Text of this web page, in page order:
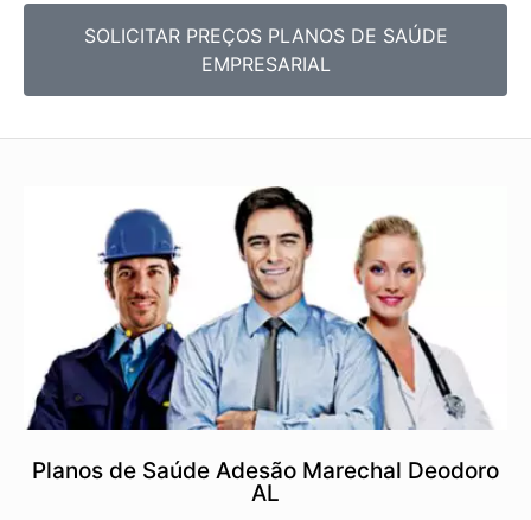
SOLICITAR PREÇOS PLANOS DE SAÚDE
EMPRESARIAL
Planos de Saúde Adesão Marechal Deodoro
AL